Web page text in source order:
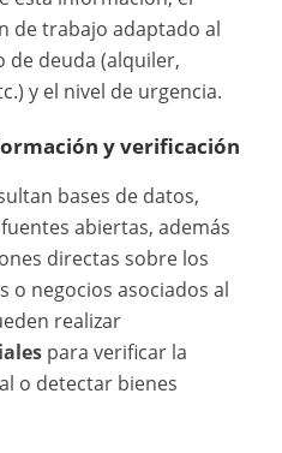
de trabajo adaptado al
de deuda (alquiler,
y el nivel de urgencia.
y verificación
bases de datos,
abiertas, además
directas sobre los
o negocios asociados al
realizar
para verificar la
o detectar bienes